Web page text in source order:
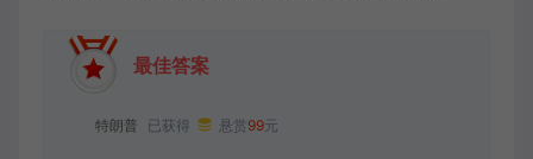
最佳答案
特朗普 已获得 悬赏99元